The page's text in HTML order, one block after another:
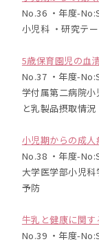
No.36 ・年度-
小児科 ・研究テ
5歳保育園児の血
No.37 ・年度-
学付属第二病院
と乳製品摂取情況
小児期からの成人
No.38 ・年度-
大学医学部小児
予防
牛乳と健康に関
No.39 ・年度-